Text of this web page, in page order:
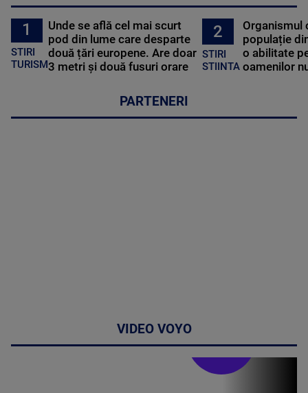
1
STIRI
TURISM
Unde se află cel mai scurt
pod din lume care desparte
două țări europene. Are doar
3 metri și două fusuri orare
2
STIRI
STIINTA
Organismul
populație
o abilitate
oamenilor
PARTENERI
VIDEO VOYO